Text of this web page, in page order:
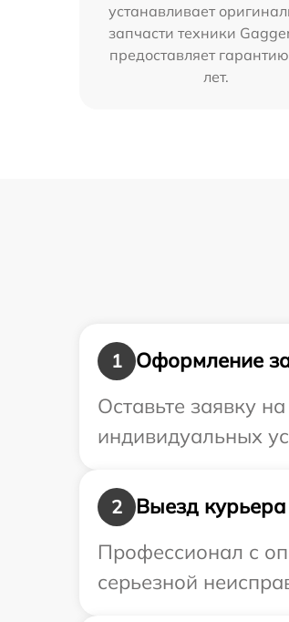
устанавливает
запчасти техники
предоставляет
лет.
1
Оформление
Оставьте заявку
индивидуальных
2
Выезд
Профессионал с
серьезной